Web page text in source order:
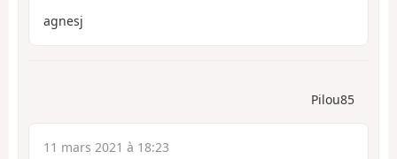
agnesj
Pilou85
11 mars 2021 à 18:23